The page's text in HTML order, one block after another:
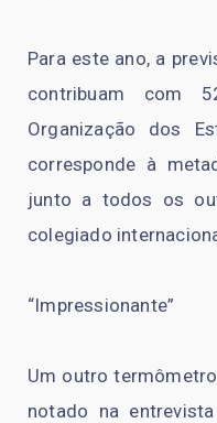
Para este ano, a
contribuam com
Organização dos
corresponde à
junto a todos os
colegiado
“Impressionante”
Um outro
notado na